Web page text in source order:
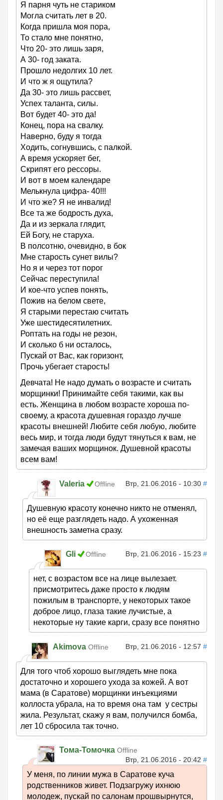
Я парня чуть не стариком
Могла считать лет в 20.
Когда пришла моя пора,
То стало мне понятно,
Что 20- это лишь заря,
А 30- год заката.
Прошло недолгих 10 лет.
И что ж я ощутила?
Да 30- это лишь рассвет,
Успех таланта, силы.
Вот будет 40- это да!
Конец, пора на свалку.
Наверно, буду я тогда
Ходить, согнувшись, с палкой.
А время ускоряет бег,
Скрипят его рессоры.
И вот в моем календаре
Мелькнула цифра- 40!!!
И что же? Я не инвалид!
Все та же бодрость духа,
Да и из зеркала глядит,
Ей Богу, не старуха.
В полсотню, очевидно, в бок
Мне старость сунет вилы?
Но я и через тот порог
Сейчас переступила!
И кое-что успев понять,
Пожив на белом свете,
Я старыми перестаю считать
Уже шестидесятилетних.
Роптать на годы не резон,
И сколько б ни осталось,
Пускай от Вас, как горизонт,
Прочь убегает старость!
Девчата! Не надо думать о возрасте и считать
морщинки! Принимайте себя такими, как вы
есть. Женщина в любом возрасте хороша по-
своему, а красота душевная гораздо лучше
красоты внешней! Любите себя любую, любите
весь мир, и тогда люди будут тянуться к вам, не
замечая ваших морщинок. Душевной красоты
всем вам!
Valeria Offline Втр, 21.06.2016 - 10:30 #
Душевную красоту конечно никто не отменял,
но её еще разглядеть надо. А ухоженная
внешность заметна сразу.
Gli Offline Втр, 21.06.2016 - 15:23 #
нет, с возрастом все на лице вылезает.
присмотритесь даже просто к людям
пожилым в транспорте, у некоторых такое
доброе лицо, глаза такие лучистые, а
некоторые ну такие карги, сразу все понятно
Akimova Offline Втр, 21.06.2016 - 12:57 #
Для того чтоб хорошо выглядеть мне пока
достаточно и хорошего ухода за кожей. А вот
мама (в Саратове) морщинки инъекциями
коллоста убрала, на то время она там у сестры
жила. Результат, скажу я вам, получился бомба,
лет 10 сбросила так точно.
Тома-Томочка Offline
Втр, 21.06.2016 - 20:42 #
У меня, по линии мужа в Саратове куча
родственников живет. Подзагружу ихнюю
молодеж, пускай по салонам прошвырнутся,